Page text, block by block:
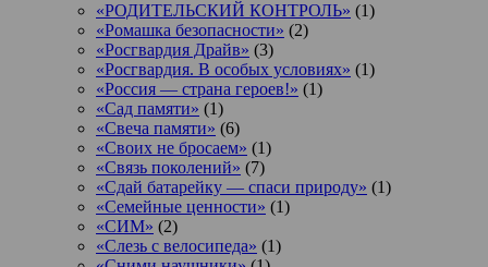
«РОДИТЕЛЬСКИЙ КОНТРОЛЬ» (1)
«Ромашка безопасности» (2)
«Росгвардия Драйв» (3)
«Росгвардия. В особых условиях» (1)
«Россия — страна героев!» (1)
«Сад памяти» (1)
«Свеча памяти» (6)
«Своих не бросаем» (1)
«Связь поколений» (7)
«Сдай батарейку — спаси природу» (1)
«Семейные ценности» (1)
«СИМ» (2)
«Слезь с велосипеда» (1)